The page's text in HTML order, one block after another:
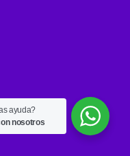
ayuda?
nosotros